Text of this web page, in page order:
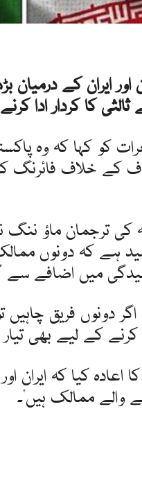
ایران کے
کا کردار ادا
کو کہا کہ وہ
کے خلاف فائرنگ
کی ترجمان ماؤ
ہے کہ دونوں
میں اضافے سے
اگر دونوں فریق
کرنے کے لیے بھی
اعادہ کیا کہ ایران
والے ممالک ہیں"۔